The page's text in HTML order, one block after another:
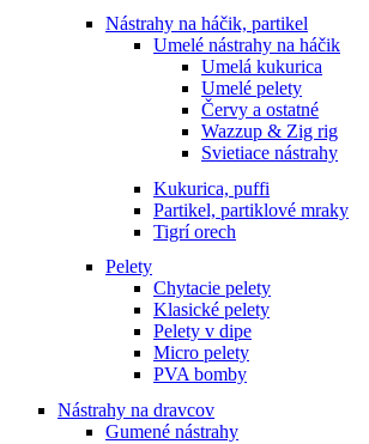
Nástrahy na háčik, partikel
Umelé nástrahy na háčik
Umelá kukurica
Umelé pelety
Červy a ostatné
Wazzup & Zig rig
Svietiace nástrahy
Kukurica, puffi
Partikel, partiklové mraky
Tigrí orech
Pelety
Chytacie pelety
Klasické pelety
Pelety v dipe
Micro pelety
PVA bomby
Nástrahy na dravcov
Gumené nástrahy